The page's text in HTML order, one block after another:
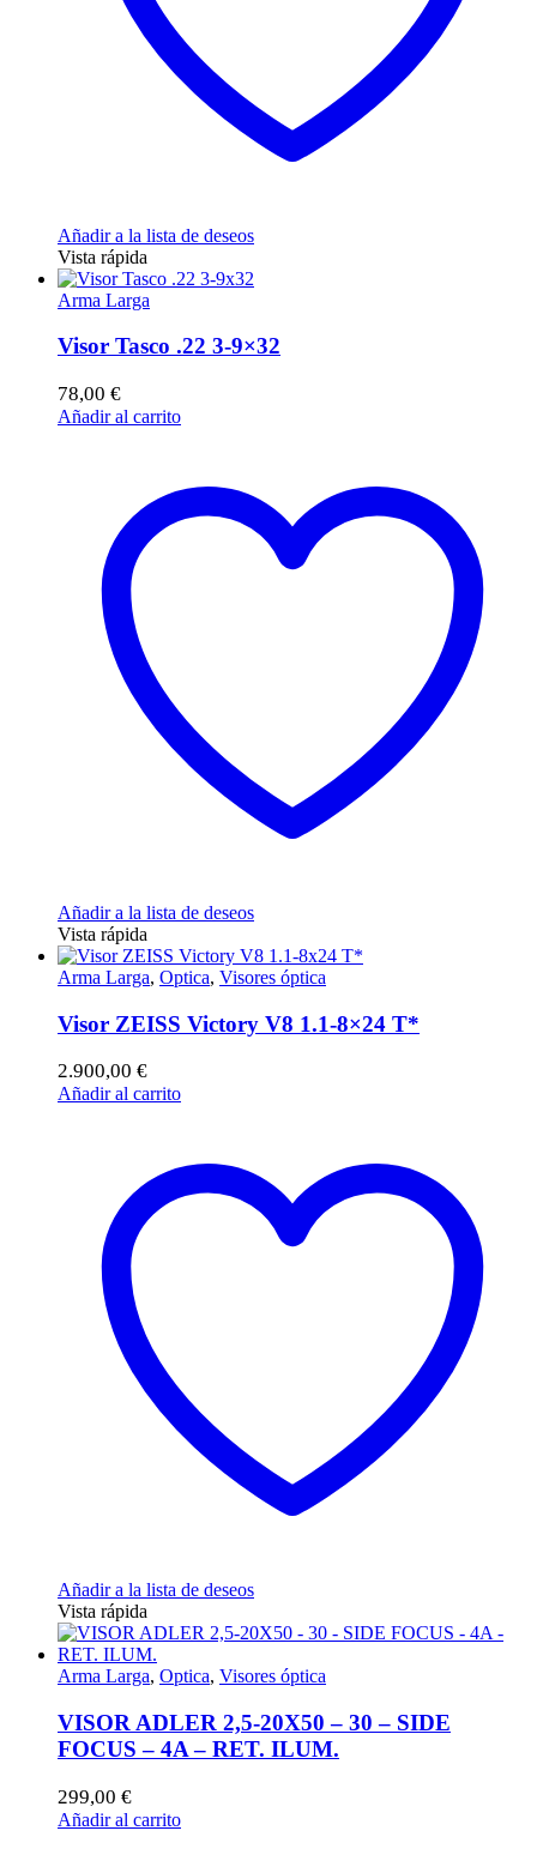
Añadir a la lista de deseos
Vista rápida
Arma Larga
Visor Tasco .22 3-9×32
78,00 €
Añadir al carrito
Añadir a la lista de deseos
Vista rápida
Arma Larga, Optica, Visores óptica
Visor ZEISS Victory V8 1.1-8×24 T*
2.900,00 €
Añadir al carrito
Añadir a la lista de deseos
Vista rápida
Arma Larga, Optica, Visores óptica
VISOR ADLER 2,5-20X50 – 30 – SIDE
FOCUS – 4A – RET. ILUM.
299,00 €
Añadir al carrito